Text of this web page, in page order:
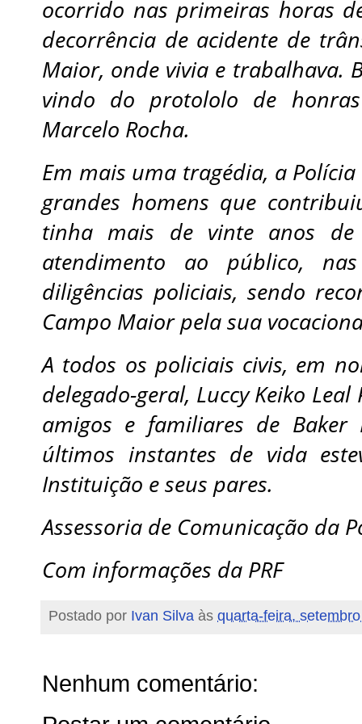
ocorrido nas primeiras horas
decorrência de acidente de
Maior, onde vivia e trabalhava.
vindo do protololo de
Marcelo Rocha.
Em mais uma tragédia, a
grandes homens que
tinha mais de vinte anos
atendimento ao público,
diligências policiais, sendo
Campo Maior pela sua
A todos os policiais civis, em
delegado-geral, Luccy Keiko
amigos e familiares de
últimos instantes de vida
Instituição e seus pares.
Assessoria de Comunicação da
Com informações da PRF
Postado por Ivan Silva às quarta-feira,
Nenhum comentário: